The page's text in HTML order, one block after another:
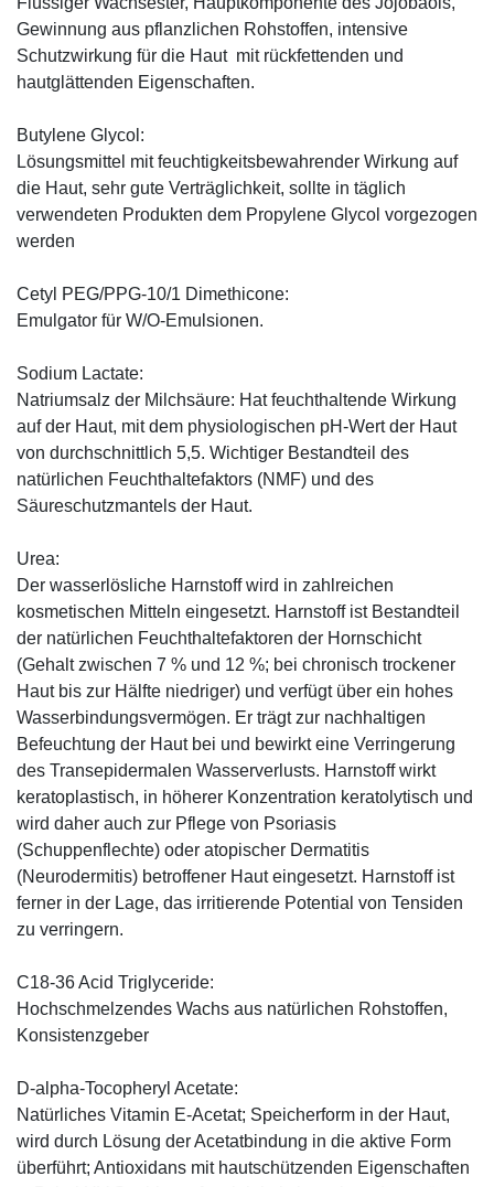
Gewinnung aus pflanzlichen Rohstoffen, intensive
Schutzwirkung für die Haut mit rückfettenden und
hautglättenden Eigenschaften.
Butylene Glycol:
Lösungsmittel mit feuchtigkeitsbewahrender Wirkung auf
die Haut, sehr gute Verträglichkeit, sollte in täglich
verwendeten Produkten dem Propylene Glycol vorgezogen
werden
Cetyl PEG/PPG-10/1 Dimethicone:
Emulgator für W/O-Emulsionen.
Sodium Lactate:
Natriumsalz der Milchsäure: Hat feuchthaltende Wirkung
auf der Haut, mit dem physiologischen pH-Wert der Haut
von durchschnittlich 5,5. Wichtiger Bestandteil des
natürlichen Feuchthaltefaktors (NMF) und des
Säureschutzmantels der Haut.
Urea:
Der wasserlösliche Harnstoff wird in zahlreichen
kosmetischen Mitteln eingesetzt. Harnstoff ist Bestandteil
der natürlichen Feuchthaltefaktoren der Hornschicht
(Gehalt zwischen 7 % und 12 %; bei chronisch trockener
Haut bis zur Hälfte niedriger) und verfügt über ein hohes
Wasserbindungsvermögen. Er trägt zur nachhaltigen
Befeuchtung der Haut bei und bewirkt eine Verringerung
des Transepidermalen Wasserverlusts. Harnstoff wirkt
keratoplastisch, in höherer Konzentration keratolytisch und
wird daher auch zur Pflege von Psoriasis
(Schuppenflechte) oder atopischer Dermatitis
(Neurodermitis) betroffener Haut eingesetzt. Harnstoff ist
ferner in der Lage, das irritierende Potential von Tensiden
zu verringern.
C18-36 Acid Triglyceride:
Hochschmelzendes Wachs aus natürlichen Rohstoffen,
Konsistenzgeber
D-alpha-Tocopheryl Acetate:
Natürliches Vitamin E-Acetat; Speicherform in der Haut,
wird durch Lösung der Acetatbindung in die aktive Form
überführt; Antioxidans mit hautschützenden Eigenschaften